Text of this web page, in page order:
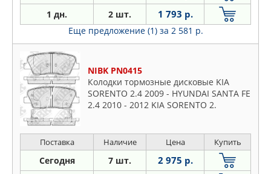
1 дн. 2 шт. 1 793 р.
Еще предложение (1) за 2 581 р.
NIBK PN0415
Колодки тормозные дисковые KIA
SORENTO 2.4 2009 - HYUNDAI SANTA FE
2.4 2010 - 2012 KIA SORENTO 2.
Поставка Наличие Цена Купить
Сегодня 7 шт. 2 975 р.